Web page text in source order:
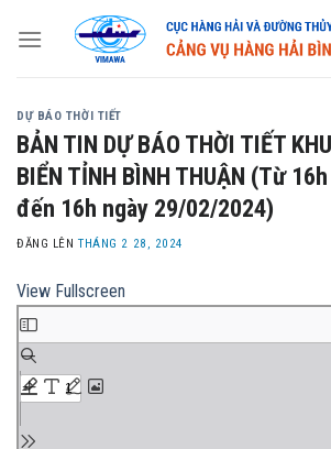
DỰ BÁO THỜI TIẾT
BẢN TIN DỰ BÁO THỜI TIẾT
BIỂN TỈNH BÌNH THUẬN (Từ
đến 16h ngày 29/02/2024)
ĐĂNG LÊNTHÁNG 2 28, 2024
View Fullscreen